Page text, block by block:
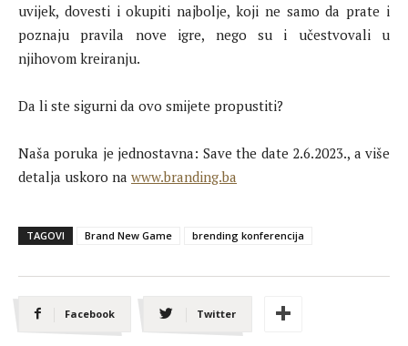
uvijek, dovesti i okupiti najbolje, koji ne samo da prate i
poznaju pravila nove igre, nego su i učestvovali u
njihovom kreiranju.
Da li ste sigurni da ovo smijete propustiti?
Naša poruka je jednostavna: Save the date 2.6.2023., a više
detalja uskoro na www.branding.ba
TAGOVI Brand New Game brending konferencija
Facebook Twitter